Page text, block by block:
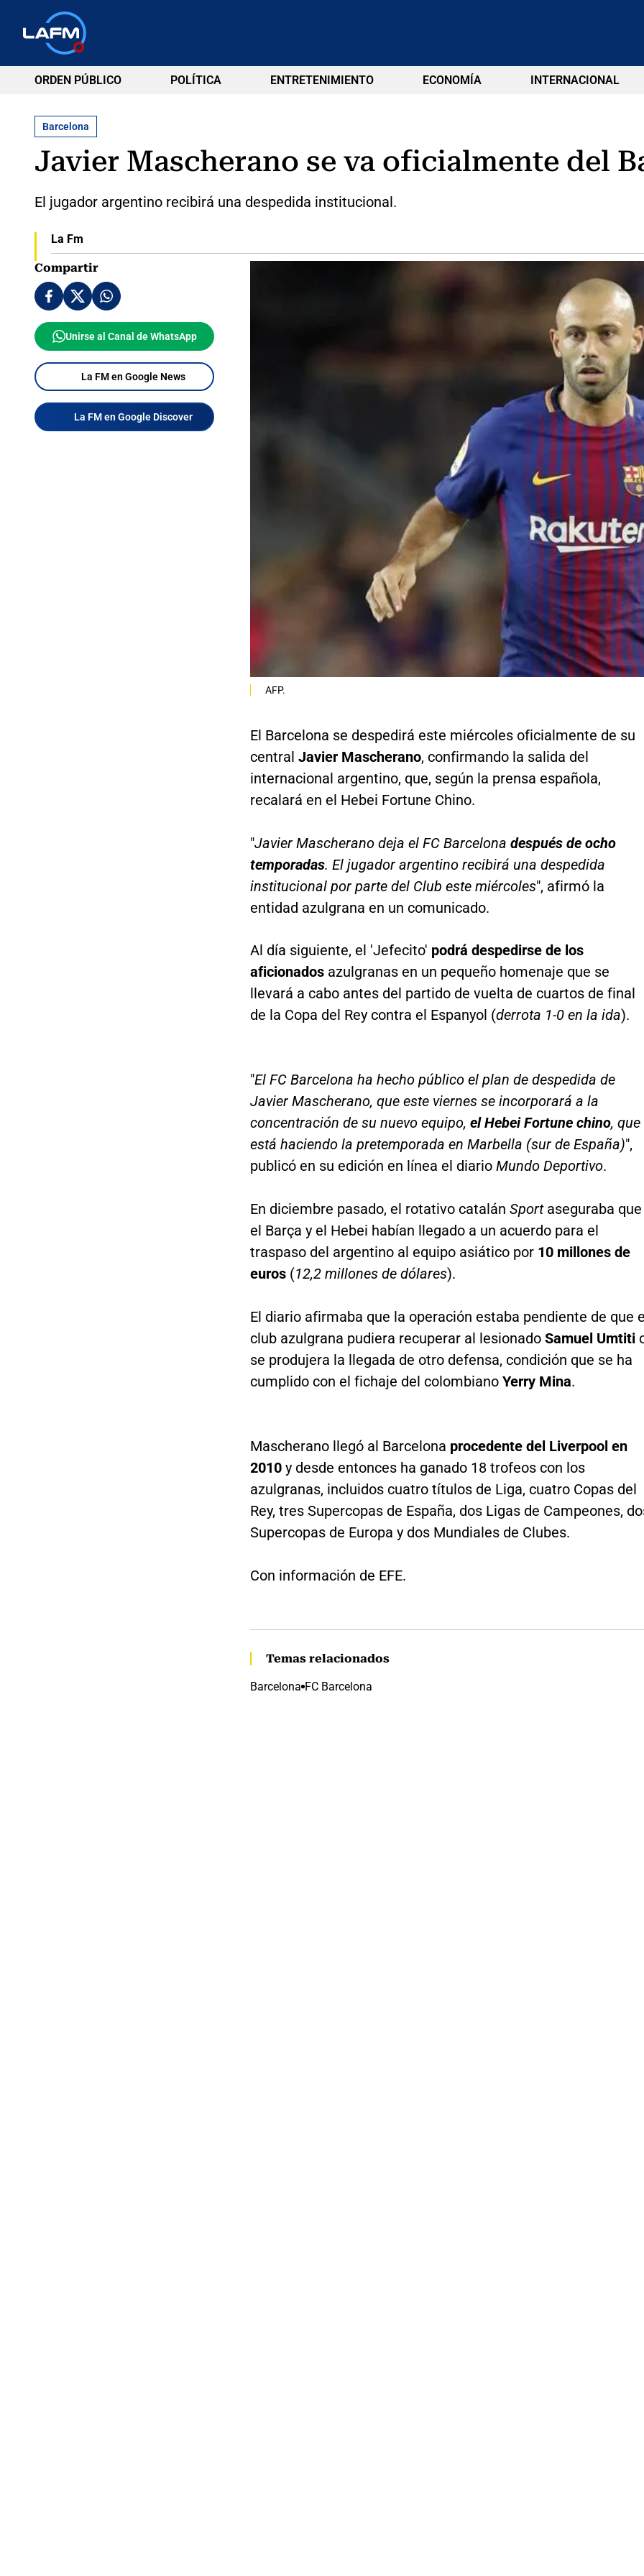
ORDEN PÚBLICO POLÍTICA ENTRETENIMIENTO ECONOMÍA INTERNACIONAL
Barcelona
Javier Mascherano se va oficialmente del
El jugador argentino recibirá una despedida institucional.
La Fm
Compartir
Unirse al Canal de WhatsApp
La FM en Google News
La FM en Google Discover
AFP.
El Barcelona se despedirá este miércoles oficialmente de su
central Javier Mascherano, confirmando la salida del
internacional argentino, que, según la prensa española,
recalará en el Hebei Fortune Chino.
"Javier Mascherano deja el FC Barcelona después de ocho
temporadas. El jugador argentino recibirá una despedida
institucional por parte del Club este miércoles", afirmó la
entidad azulgrana en un comunicado.
Al día siguiente, el 'Jefecito' podrá despedirse de los
aficionadosazulgranas en un pequeño homenaje que se
llevará a cabo antes del partido de vuelta de cuartos de final
de la Copa del Rey contra el Espanyol (derrota 1-0 en la ida).
"El FC Barcelona ha hecho público el plan de despedida de
Javier Mascherano, que este viernes se incorporará a la
concentración de su nuevo equipo, el Hebei Fortune chino, que
está haciendo la pretemporada en Marbella (sur de España)",
publicó en su edición en línea el diario Mundo Deportivo.
En diciembre pasado, el rotativo catalán Sportaseguraba que
el Barça y el Hebei habían llegado a un acuerdo para el
traspaso del argentino al equipo asiático por 10 millones de
euros(12,2 millones de dólares).
El diario afirmaba que la operación estaba pendiente de que el
club azulgrana pudiera recuperar al lesionado Samuel Umtiti
se produjera la llegada de otro defensa, condición que se ha
cumplido con el fichaje del colombiano Yerry Mina.
Mascherano llegó al Barcelona procedente del Liverpool en
2010y desde entonces ha ganado 18 trofeos con los
azulgranas, incluidos cuatro títulos de Liga, cuatro Copas del
Rey, tres Supercopas de España, dos Ligas de Campeones,
Supercopas de Europa y dos Mundiales de Clubes.
Con información de EFE.
Temas relacionados
Barcelona FC Barcelona